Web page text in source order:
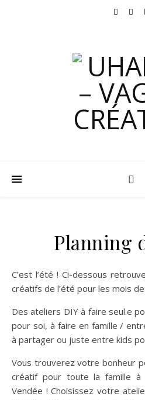
Planning
C’est l’été ! Ci-dessous retrouvez le planning des ateliers
créatifs de l’été pour les mois
Des ateliers DIY à faire seul.e
pour soi, à faire en famille /
à partager ou juste entre kids
Vous trouverez votre bonheur
créatif pour toute la famille à
Vendée ! Choisissez votre